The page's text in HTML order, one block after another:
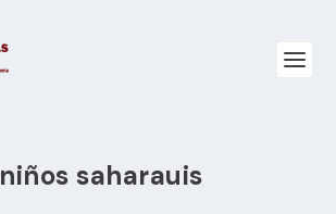
niños saharauis